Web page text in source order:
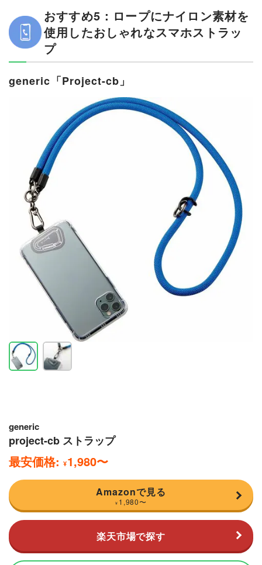
おすすめ5：ロープにナイロン素材を
使用したおしゃれなスマホストラッ
プ
generic「Project-cb」
generic
project-cb ストラップ
最安価格: ¥1,980〜
Amazonで見る
¥ 1,980〜
楽天市場で探す